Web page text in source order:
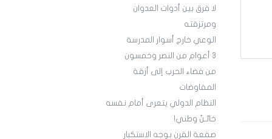
لا فرق بين أدوات العدوان
ومرتزقته
الوعي خارج أسوار المدرسة
3 أعوام من النصر وخمسون
من فضاء الحرب إلى أزقة
المفاوضات
النظام الدولي يتعرى أمام نفسه
خائـنٌ وطني!
صفعة القرن بوجه الاستكبار